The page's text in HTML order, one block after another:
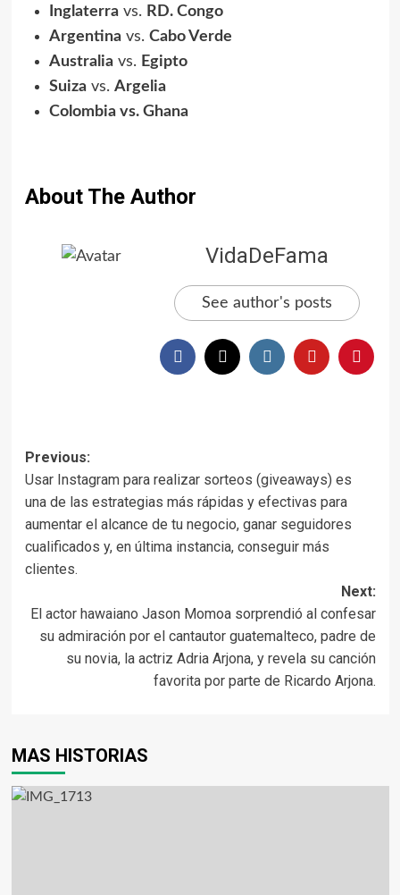
Inglaterravs. RD. Congo
Argentinavs. Cabo Verde
Australiavs. Egipto
Suizavs. Argelia
Colombia vs. Ghana
About The Author
VidaDeFama
See author's posts
Previous:
Usar Instagram para realizar sorteos (giveaways) es
una de las estrategias más rápidas y efectivas para
aumentar el alcance de tu negocio, ganar seguidores
cualificados y, en última instancia, conseguir más
clientes.
Next:
El actor hawaiano Jason Momoa sorprendió al confesar
su admiración por el cantautor guatemalteco, padre de
su novia, la actriz Adria Arjona, y revela su canción
favorita por parte de Ricardo Arjona.
MAS HISTORIAS